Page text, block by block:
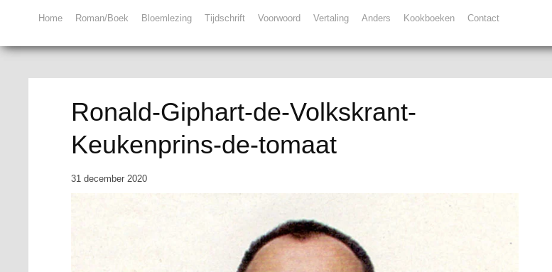
Home Roman/Boek Bloemlezing Tijdschrift Voorwoord Vertaling Anders Kookboeken Contact
Ronald-Giphart-de-Volkskrant-
Keukenprins-de-tomaat
31 december 2020